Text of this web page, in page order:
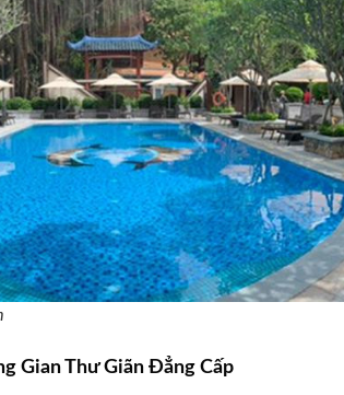
Gian Thư Giãn Đẳng Cấp